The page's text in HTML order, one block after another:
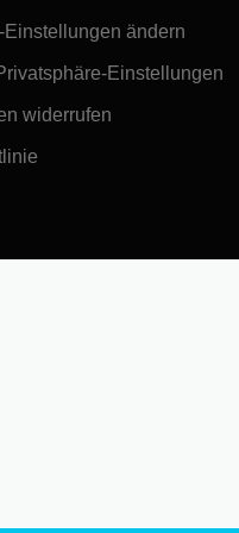
Einstellungen ändern
Einstellungen
widerrufen